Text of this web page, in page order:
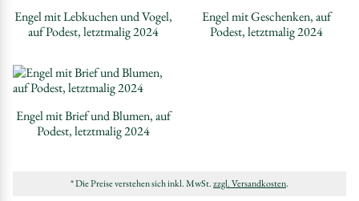
Engel mit Lebkuchen und Vogel,
auf Podest, letztmalig 2024
Engel mit Geschenken, auf
Podest, letztmalig 2024
Engel mit Brief und Blumen, auf
Podest, letztmalig 2024
* Die Preise verstehen sich inkl. MwSt.zzgl. Versandkosten.